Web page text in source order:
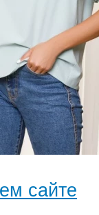
сайте